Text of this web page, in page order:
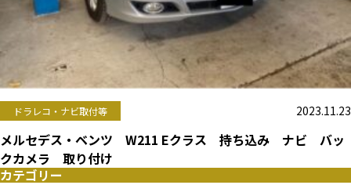
ドラレコ・ナビ取付等 2023.11.23
メルセデス・ベンツ W211 Eクラス 持ち込み ナビ バッ
クカメラ 取り付け
カテゴリー